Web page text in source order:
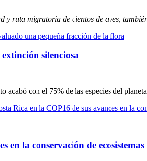
y ruta migratoria de cientos de aves,
silenciosa
acabó con el 75% de las especies del
en la conservación de